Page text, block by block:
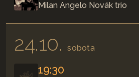
Milan Angelo Novák trio
24.10.sobota
19:30